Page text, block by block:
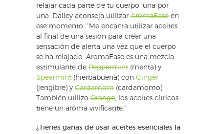
relajar cada parte de tu cuerpo, una por
una. Dailey aconseja utilizar AromaEase en
ese momento: “Me encanta utilizar aceites
al final de una sesión para crear una
sensación de alerta una vez que el cuerpo
se ha relajado. AromaEase es una mezcla
estimulante de Peppermint (menta) y
Spearmint (hierbabuena) con Ginger
(jengibre) y Cardamom (cardamomo).
También utilizo Orange; los aceites cítricos
tiene un aroma vivificante.”
¿Tienes ganas de usar aceites esenciales la